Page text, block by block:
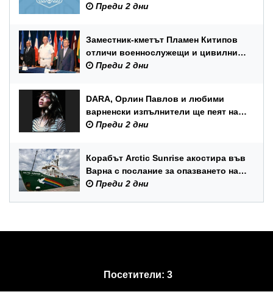
Преди 2 дни
Заместник-кметът Пламен Китипов
отличи военнослужещи и цивилни
служители по повод Празника на
Преди 2 дни
DARA, Орлин Павлов и любими
варненски изпълнители ще пеят на
празника на Варна
Преди 2 дни
Корабът Arctic Sunrise акостира във
Варна с послание за опазването на
Черно море
Преди 2 дни
Посетители: 3